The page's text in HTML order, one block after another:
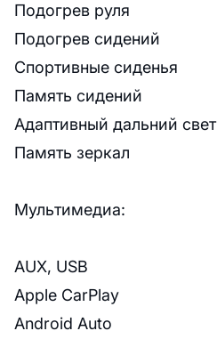
Подогрев руля
Подогрев сидений
Спортивные сиденья
Память сидений
Адаптивный дальний свет
Память зеркал
Мультимедиа:
AUX, USB
Apple CarPlay
Android Auto